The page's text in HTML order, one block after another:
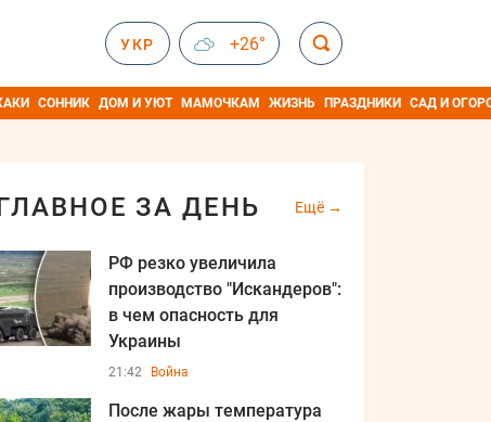
УКР +26°
СОННИК ДОМ И УЮТ МАМОЧКАМ ЖИЗНЬ ПРАЗДНИКИ САД И
ЗА ДЕНЬ Ещё
РФ резко увеличила
производство "Искандеров":
в чем опасность для
Украины
21:42 Война
После жары температура